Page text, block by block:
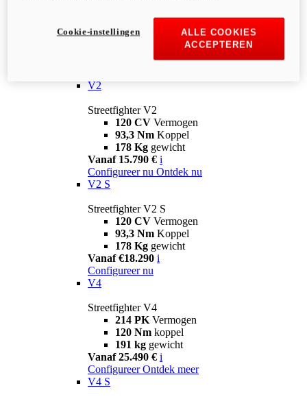
V2
Streetfighter V2
120 CV Vermogen
93,3 Nm Koppel
178 Kg gewicht
Vanaf 15.790 € i
Configureer nu Ontdek nu
V2 S
Streetfighter V2 S
120 CV Vermogen
93,3 Nm Koppel
178 Kg gewicht
Vanaf €18.290 i
Configureer nu
V4
Streetfighter V4
214 PK Vermogen
120 Nm koppel
191 kg gewicht
Vanaf 25.490 € i
Configureer Ontdek meer
V4 S
ALLE COOKIES
ACCEPTEREN
Cookie-instellingen